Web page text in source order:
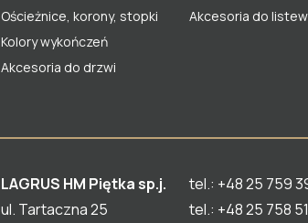
Ościeżnice, korony, stopki
Kolory wykończeń
Akcesoria do drzwi
Akcesoria do listew
LAGRUS HM Piętka sp.j.
ul. Tartaczna 25
tel.: +48 25 759
tel.: +48 25 758